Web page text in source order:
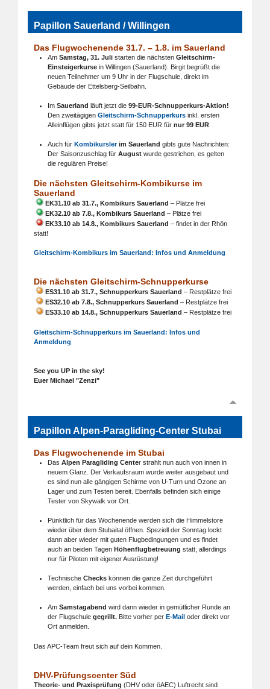
Papillon Sauerland / Willingen
Das Flugwochenende 31.7. – 1.8. im Sauerland
Am Samstag, 31. Juli starten die nächsten Gleitschirm-
Einsteigerkurse in Willingen (Sauerland). Birgit begrüßt die
neuen Teilnehmer um 9 Uhr in der Flugschule, direkt im
Gebäude der Ettelsberg-Seilbahn.
Im Sauerland läuft jetzt die 99-EUR-Schnupperkurs-Aktion!
Den zweitägigen Gleitschirm-Schnupperkurs inkl. ersten
Alleinflügen gibts jetzt statt für 150 EUR für nur 99 EUR
Auch für Kombikurslerim Sauerland gibts gute Nachrichten:
Der Saisonzuschlag für August wurde gestrichen, es gelten
die regulären Preise!
Die nächsten Gleitschirm-Kombikurse im
Sauerland
EK31.10 ab 31.7., Kombikurs Sauerland – Plätze frei
EK32.10 ab 7.8., Kombikurs Sauerland – Plätze frei
EK33.10 ab 14.8., Kombikurs Sauerland – findet in der Rhön
statt!
Gleitschirm-Kombikurs im Sauerland: Infos und Anmeldung
Die nächsten Gleitschirm-Schnupperkurse
ES31.10 ab 31.7., Schnupperkurs Sauerland – Restplätze frei
ES32.10 ab 7.8., Schnupperkurs Sauerland – Restplätze frei
ES33.10 ab 14.8., Schnupperkurs Sauerland – Restplätze frei
Gleitschirm-Schnupperkurs im Sauerland: Infos und
Anmeldung
See you UP in the sky!
Euer Michael "Zenzi"
Papillon Alpen-Paragliding-Center Stubai
Das Flugwochenende im Stubai
Das Alpen Paragliding Center strahlt nun auch von innen in
neuem Glanz. Der Verkaufsraum wurde weiter ausgebaut und
es sind nun alle gängigen Schirme von U-Turn und Ozone an
Lager und zum Testen bereit. Ebenfalls befinden sich einige
Tester von Skywalk vor Ort.
Pünktlich für das Wochenende werden sich die Himmelstore
wieder über dem Stubaital öffnen. Speziell der Sonntag lockt
dann aber wieder mit guten Flugbedingungen und es findet
auch an beiden Tagen Höhenflugbetreuung statt, allerdings
nur für Piloten mit eigener Ausrüstung!
Technische Checks können die ganze Zeit durchgeführt
werden, einfach bei uns vorbei kommen.
Am Samstagabend wird dann wieder in gemütlicher Runde an
der Flugschule gegrillt. Bitte vorher per E-Mail oder direkt vor
Ort anmelden.
Das APC-Team freut sich auf dein Kommen.
DHV-Prüfungscenter Süd
Theorie- und Praxisprüfung (DHV oder öAEC) Luftrecht sind